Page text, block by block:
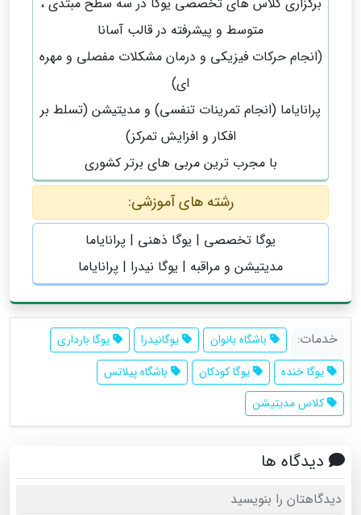
متوسط و پیشرفته در قالب آسانا
(انجام حرکات فیزیکی و درمان مشکلات مفصلی و مهره
ای)
پرانایاما (انجام تمرینات تنفسی) و مدیتیشن (تسلط بر
افکار و افزایش تمرکز)
با مجرب ترین مربی های برتر کشوری
رشته های آموزشی:
یوگا تخصصی | یوگا ذهنی | پرانایاما
مدیتیشن و مراقبه | یوگا نیدرا | پرانایاما
خدمات: باشگاه بانوان یوگانیدرا
یوگا بارداری
یوگا خنده
یوگا کودکان
باشگاه پیلاتس
کلاس مدیتیشن
دیدگاه ها
دیدگاهتان را بنویسید